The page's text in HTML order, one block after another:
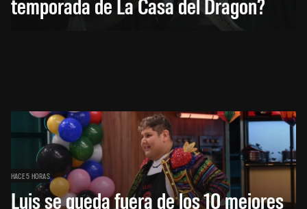
HACE 5 HORAS
Luis se queda fuera de los 10 mejores